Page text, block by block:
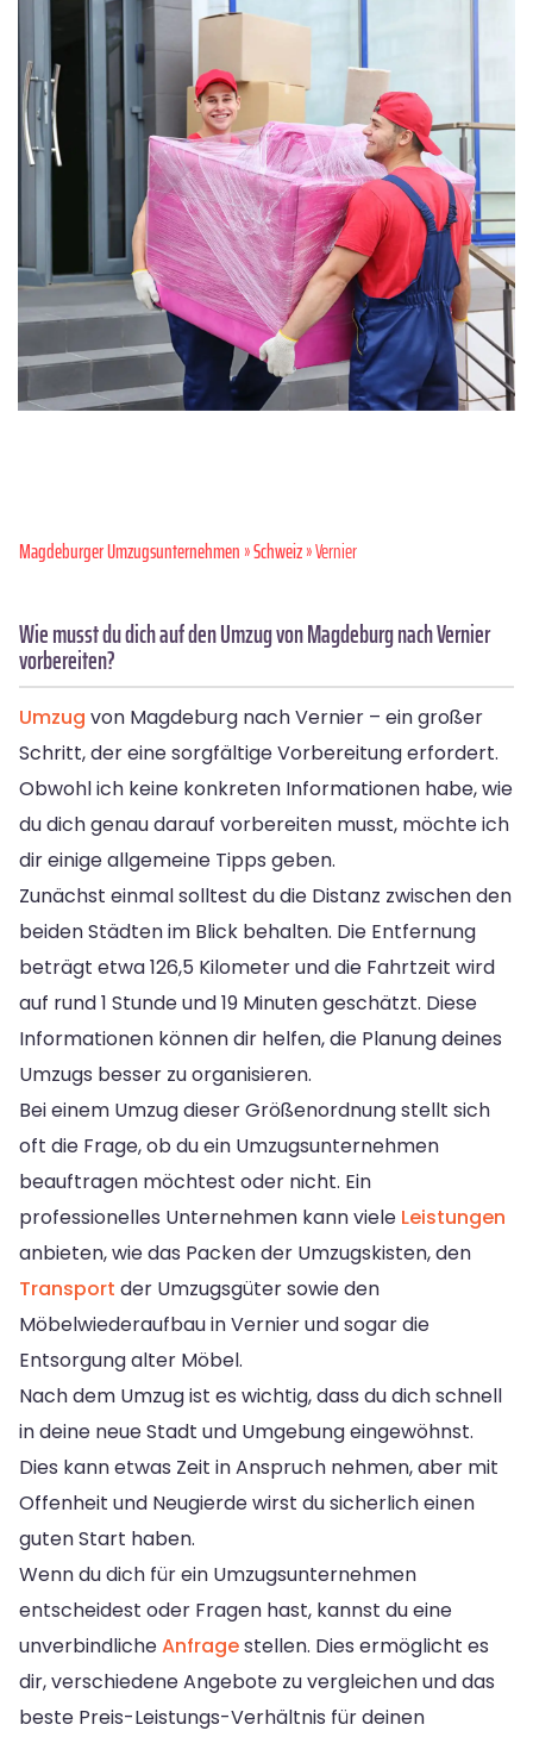
Magdeburger Umzugsunternehmen»Schweiz» Vernier
Wie musst du dich auf den Umzug von Magdeburg nach Vernier
vorbereiten?
Umzug von Magdeburg nach Vernier – ein großer
Schritt, der eine sorgfältige Vorbereitung erfordert.
Obwohl ich keine konkreten Informationen habe, wie
du dich genau darauf vorbereiten musst, möchte ich
dir einige allgemeine Tipps geben.
Zunächst einmal solltest du die Distanz zwischen den
beiden Städten im Blick behalten. Die Entfernung
beträgt etwa 126,5 Kilometer und die Fahrtzeit wird
auf rund 1 Stunde und 19 Minuten geschätzt. Diese
Informationen können dir helfen, die Planung deines
Umzugs besser zu organisieren.
Bei einem Umzug dieser Größenordnung stellt sich
oft die Frage, ob du ein Umzugsunternehmen
beauftragen möchtest oder nicht. Ein
professionelles Unternehmen kann viele Leistungen
anbieten, wie das Packen der Umzugskisten, den
Transport der Umzugsgüter sowie den
Möbelwiederaufbau in Vernier und sogar die
Entsorgung alter Möbel.
Nach dem Umzug ist es wichtig, dass du dich schnell
in deine neue Stadt und Umgebung eingewöhnst.
Dies kann etwas Zeit in Anspruch nehmen, aber mit
Offenheit und Neugierde wirst du sicherlich einen
guten Start haben.
Wenn du dich für ein Umzugsunternehmen
entscheidest oder Fragen hast, kannst du eine
unverbindlicheAnfragestellen. Dies ermöglicht es
dir, verschiedene Angebote zu vergleichen und das
beste Preis-Leistungs-Verhältnis für deinen